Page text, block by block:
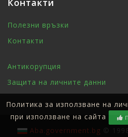
Контакти
Полезни връзки
Контакти
Антикорупция
Защита на личните данни
Aba.government.bg
Политика за използване на
при използване на сайта